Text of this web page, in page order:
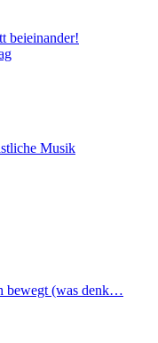
beieinander!
Musik
bewegt (was denk…